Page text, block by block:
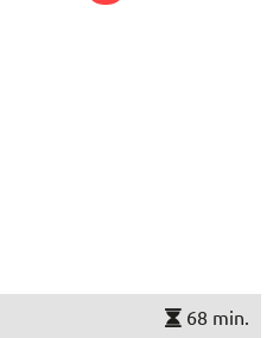
68 min.